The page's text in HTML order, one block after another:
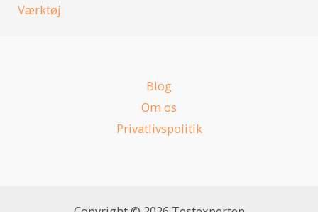
Værktøj
Blog
Om os
Privatlivspolitik